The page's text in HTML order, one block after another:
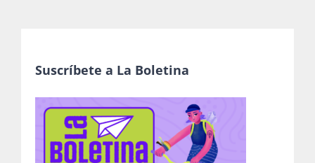
Suscríbete a La Boletina